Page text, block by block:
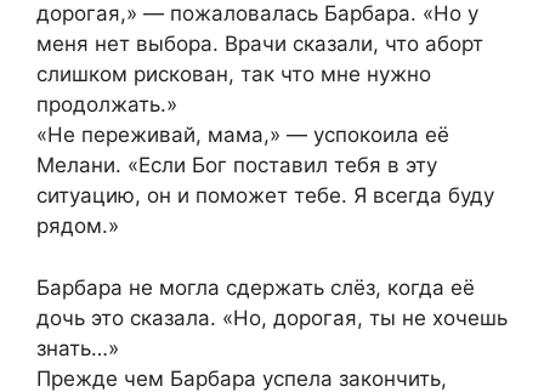
дорогая,» — пожаловалась Барбара. «Но у
меня нет выбора. Врачи сказали, что аборт
слишком рискован, так что мне нужно
продолжать.»
«Не переживай, мама,» — успокоила её
Мелани. «Если Бог поставил тебя в эту
ситуацию, он и поможет тебе. Я всегда буду
рядом.»
Барбара не могла сдержать слёз, когда её
дочь это сказала. «Но, дорогая, ты не хочешь
знать…»
Прежде чем Барбара успела закончить,